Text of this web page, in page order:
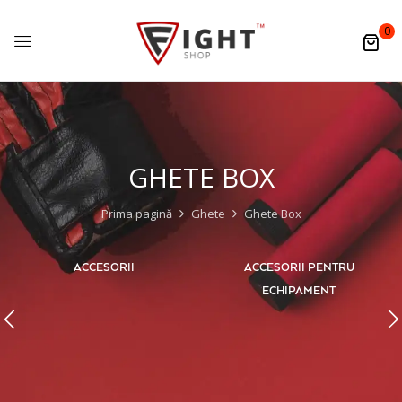
0
GHETE BOX
Prima pagină Ghete Ghete Box
ACCESORII
ACCESORII PENTRU
ECHIPAMENT